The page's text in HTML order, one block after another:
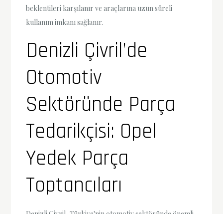
beklentileri karşılanır ve araçlarına uzun süreli
kullanım imkanı sağlanır.
Denizli Çivril’de
Otomotiv
Sektöründe Parça
Tedarikçisi: Opel
Yedek Parça
Toptancıları